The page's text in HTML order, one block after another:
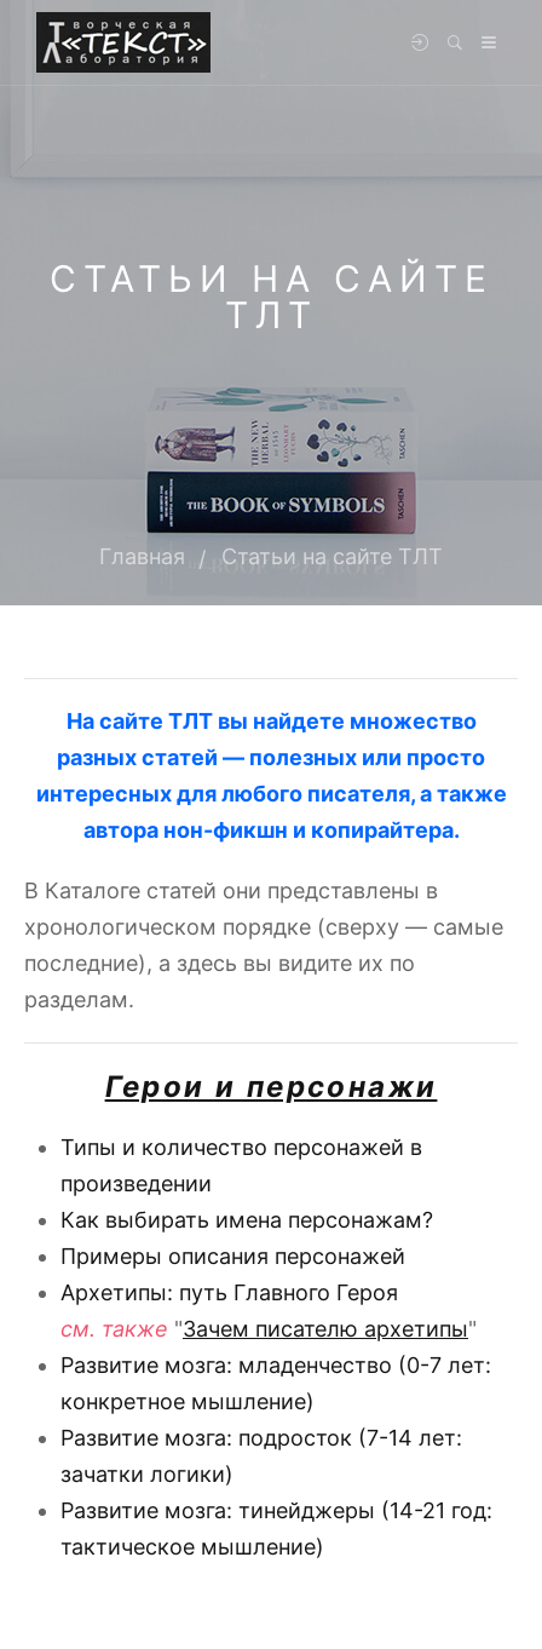
СТАТЬИ НА САЙТЕ
ТЛТ
Главная Статьи на сайте ТЛТ
На сайте ТЛТ вы найдете множество
разных статей — полезных или просто
интересных для любого писателя, а также
автора нон-фикшн и копирайтера.
В Каталоге статей они представлены в
хронологическом порядке (сверху — самые
последние), а здесь вы видите их по
разделам.
Герои и персонажи
Типы и количество персонажей в
произведении
Как выбирать имена персонажам?
Примеры описания персонажей
Архетипы: путь Главного Героя
см. также "Зачем писателю архетипы"
Развитие мозга: младенчество (0-7 лет:
конкретное мышление)
Развитие мозга: подросток (7-14 лет:
зачатки логики)
Развитие мозга: тинейджеры (14-21 год:
тактическое мышление)